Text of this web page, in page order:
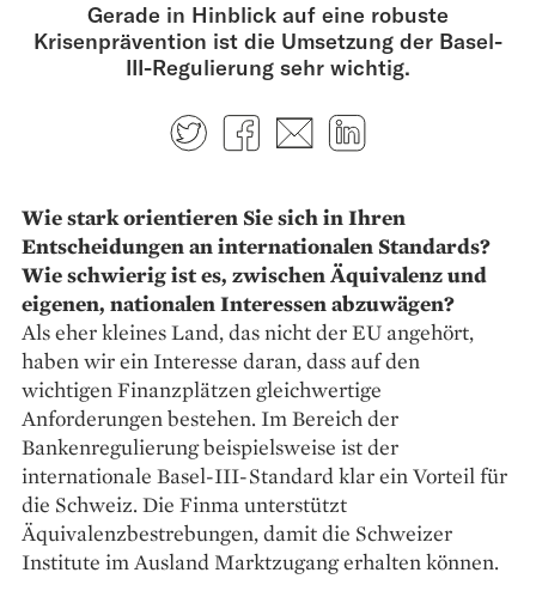
Gerade in Hinblick auf eine robuste
Krisenprävention ist die Umsetzung der Basel-
III-Regulierung sehr wichtig.
TwitterFacebook
E-mail
Wie stark orientieren Sie sich in Ihren
Entscheidungen an internationalen Standards?
Wie schwierig ist es, zwischen Äquivalenz und
eigenen, nationalen Interessen abzuwägen?
Als eher kleines Land, das nicht der EU angehört,
haben wir ein Interesse daran, dass auf den
wichtigen Finanzplätzen gleichwertige
Anforderungen bestehen. Im Bereich der
Bankenregulierung beispielsweise ist der
internationale ­Basel-III-Standard klar ein Vorteil für
die Schweiz. Die Finma unterstützt
Äquivalenzbestrebungen, damit die Schweizer
Institute im Ausland Marktzugang erhalten können.